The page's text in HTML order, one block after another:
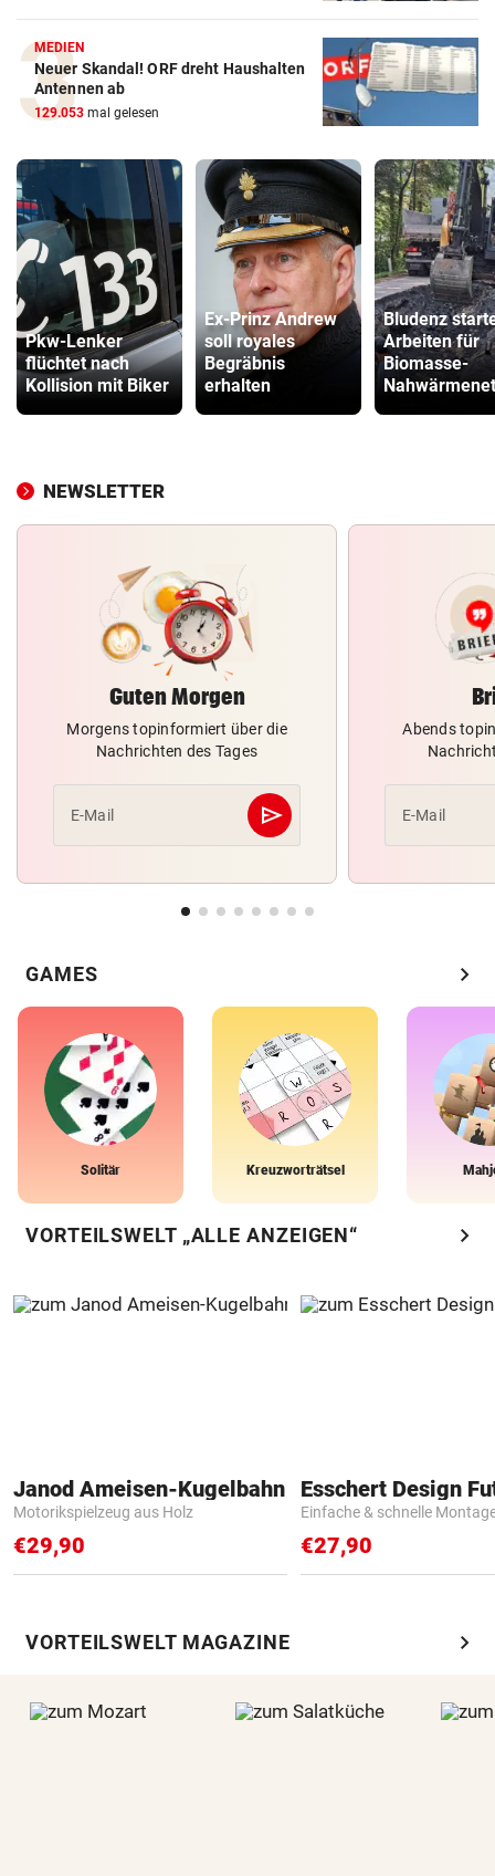
MEDIEN
Neuer Skandal! ORF dreht Haushalten
Antennen ab
129.053 mal gelesen
Pkw-Lenker
flüchtet nach
Kollision mit Biker
Ex-Prinz Andrew
soll royales
Begräbnis
erhalten
Bludenz
Arbeiten für
Biomasse-
NEWSLETTER
Guten Morgen
Morgens topinformiert über die
Nachrichten des Tages
E-Mail send
Abschicken
Abends
E-Mail
GAMES chevron_right
Solitär Kreuzworträtsel
VORTEILSWELT „ALLE ANZEIGEN“ chevron_right
Janod Ameisen-Kugelbahn
Motorikspielzeug aus Holz
€29,90
Einfache & schnelle
€27,90
VORTEILSWELT MAGAZINE chevron_right